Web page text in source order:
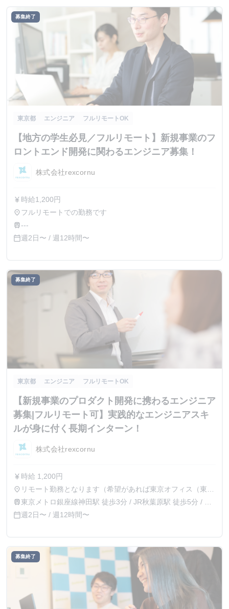
募集終了
東京都 エンジニア フルリモートOK
【地方の学生必見／フルリモート】新規事業のフ
ロントエンド開発に関わるエンジニア募集！
株式会社rexcornu
currency_yen 時給1,200円
place フルリモートでの勤務です
train‐‐‐
calendar_today週2日〜 / 週12時間〜
募集終了
東京都 エンジニア フルリモートOK
【新規事業のプロダクト開発に携わるエンジニア
募集|フルリモート可】実践的なエンジニアスキ
ルが身に付く長期インターン！
株式会社rexcornu
currency_yen 時給 1,200円
place リモート勤務となります（希望があれば東京オフィス（東京
都千代田区西神田2-7-9 水道橋サウスビル4F）での勤務も
可能です）
train東京メトロ銀座線神田駅 徒歩3分 / JR秋葉原駅 徒歩5分 / 都
営新宿線岩本町駅 徒歩3分 / JR神田駅 徒歩7分
calendar_today週2日〜 / 週12時間〜
募集終了